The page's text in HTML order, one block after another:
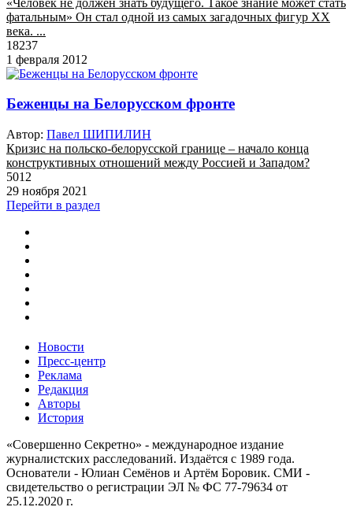
фатальным» Он стал одной из самых загадочных фигур ХХ
века. ...
18237
1 февраля 2012
Беженцы на Белорусском фронте
Автор: Павел ШИПИЛИН
Кризис на польско-белорусской границе – начало конца
конструктивных отношений между Россией и Западом?
5012
29 ноября 2021
Перейти в раздел
Новости
Пресс-центр
Реклама
Редакция
Авторы
История
«Совершенно Секретно» - международное издание
журналистских расследований. Издаётся с 1989 года.
Основатели - Юлиан Семёнов и Артём Боровик. CМИ -
свидетельство о регистрации ЭЛ № ФС 77-79634 от
25.12.2020 г.